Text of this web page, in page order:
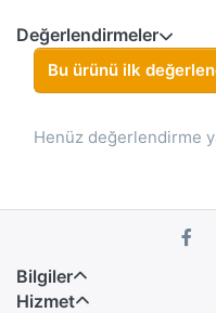
Değerlendirmeler
Bu ürünü ilk
Henüz değerlendirme
Bilgiler
Hizmet